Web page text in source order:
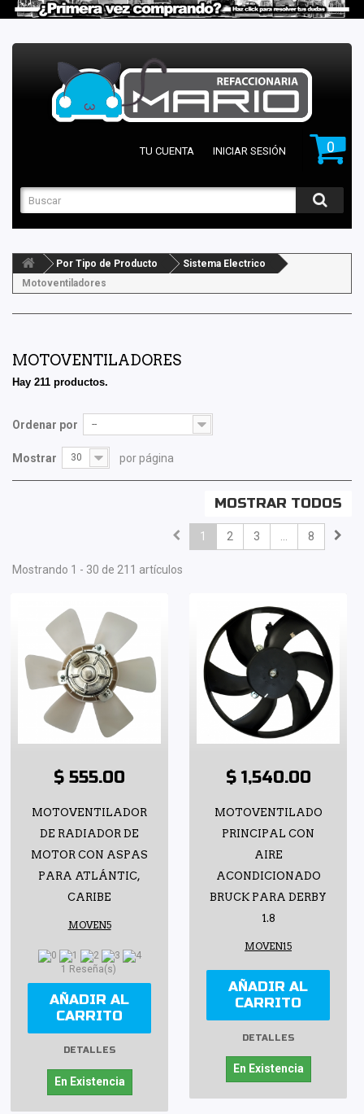
0
TU CUENTA INICIAR SESIÓN
Por Tipo de Producto
Sistema Electrico
Motoventiladores
MOTOVENTILADORES
Hay 211 productos.
Ordenar por --
Mostrar 30 por página
MOSTRAR TODOS
1 2 3 ... 8
Mostrando 1 - 30 de 211 artículos
$ 555.00
MOTOVENTILADOR
DE RADIADOR DE
MOTOR CON ASPAS
PARA ATLÁNTIC,
CARIBE
MOVEN5
1 Reseña(s)
AÑADIR AL
CARRITO
DETALLES
En Existencia
$ 1,540.00
MOTOVENTILADO
PRINCIPAL CON
AIRE
ACONDICIONADO
BRUCK PARA DERBY
1.8
MOVEN15
AÑADIR AL
CARRITO
DETALLES
En Existencia